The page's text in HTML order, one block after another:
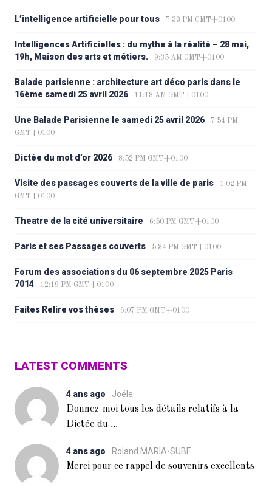
L’intelligence artificielle pour tous 7:33 PM GMT+0100
Intelligences Artificielles : du mythe à la réalité – 28 mai,
19h, Maison des arts et métiers.
9:35 AM GMT+0100
Balade parisienne : architecture art déco paris dans le
16ème samedi 25 avril 2026
11:18 AM GMT+0100
Une Balade Parisienne le samedi 25 avril 2026
7:54 PM
GMT+0100
Dictée du mot d’or 2026 8:52 PM GMT+0100
Visite des passages couverts de la ville de paris
1:02 PM
GMT+0100
Theatre de la cité universitaire 6:50 PM GMT+0100
Paris et ses Passages couverts 5:34 PM GMT+0100
Forum des associations du 06 septembre 2025 Paris
7014
12:19 PM GMT+0100
Faites Relire vos thèses 6:07 PM GMT+0100
LATEST COMMENTS
4 ans ago
Joële
Donnez-moi tous les détails relatifs à la
Dictée du ...
4 ans ago
Roland MARIA-SUBE
Merci pour ce rappel de souvenirs excellents